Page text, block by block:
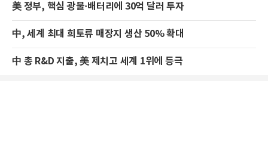
美 정부, 핵심 광물·배터리에 30억 달러 투자
中, 세계 최대 희토류 매장지 생산 50% 확대
中 총 R&D 지출, 美 제치고 세계 1위에 등극